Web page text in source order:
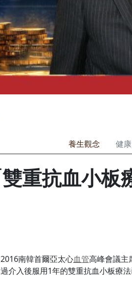
養生觀念 健
重抗血小板
南韓首爾亞太心血管高峰會議主
介入後服用1年的雙重抗血小板療